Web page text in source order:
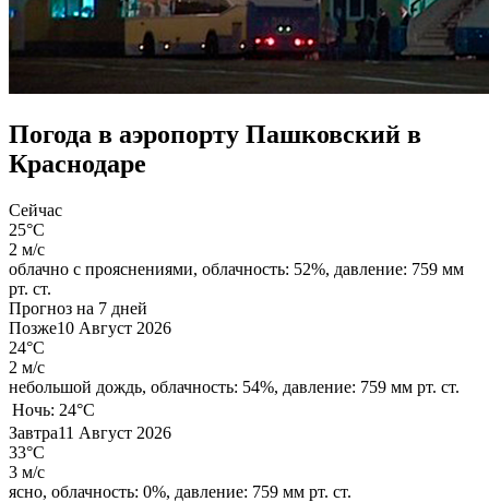
Погода в аэропорту Пашковский в
Краснодаре
Сейчас
25°C
2 м/с
облачно с прояснениями, облачность: 52%, давление: 759 мм
рт. ст.
Прогноз на 7 дней
Позже10 Август 2026
24°C
2 м/с
небольшой дождь, облачность: 54%, давление: 759 мм рт. ст.
Ночь: 24°C
Завтра11 Август 2026
33°C
3 м/с
ясно, облачность: 0%, давление: 759 мм рт. ст.